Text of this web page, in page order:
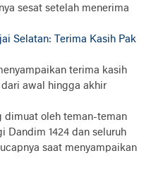
sesat setelah menerima
Selatan: Terima Kasih Pak
terima kasih
awal hingga akhir
dimuat oleh teman-teman
Dandim 1424 dan seluruh
saat menyampaikan